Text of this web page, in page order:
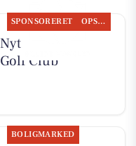
SPONSORERET OPSLAGSTAVLEN
Nyt fra Aarhus
Golf Club
BOLIGMARKED